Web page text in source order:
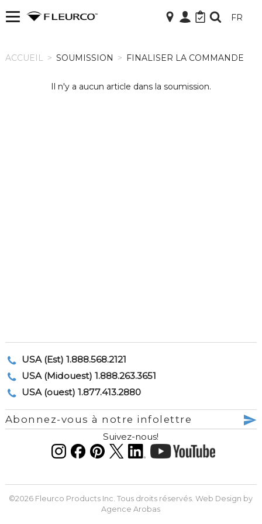
ACCUEIL FR
ACCUEIL > SOUMISSION > FINALISER LA COMMANDE
Il n'y a aucun article dans la soumission.
USA (Est) 1.888.568.2121
USA (Midouest) 1.888.263.3651
USA (ouest) 1.877.413.2880
Abonnez-vous à notre infolettre
Suivez-nous!
©2026 Fleurco Products Inc. Tous droits réservés. Web Design by
Agence Arobas